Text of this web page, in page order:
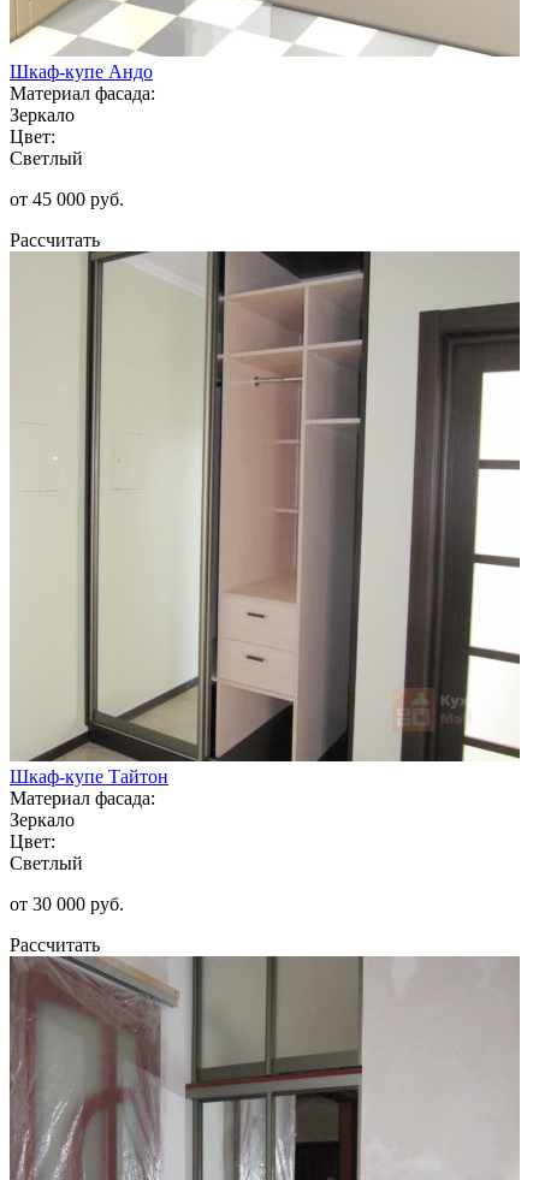
Шкаф-купе Андо
Материал фасада:
Зеркало
Цвет:
Светлый
от 45 000 руб.
Рассчитать
Шкаф-купе Тайтон
Материал фасада:
Зеркало
Цвет:
Светлый
от 30 000 руб.
Рассчитать